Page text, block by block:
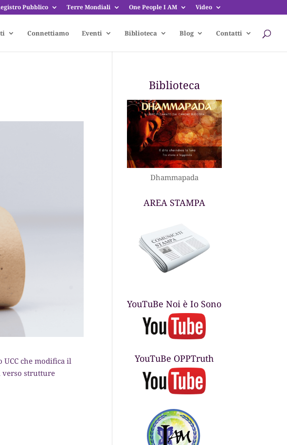
Pubblico Terre Mondiali One People I AM Video
Connettiamo Eventi Biblioteca Blog Contatti
che modifica il
verso strutture
Biblioteca
Dhammapada
AREA STAMPA
YouTuBe Noi è Io Sono
YouTuBe OPPTruth